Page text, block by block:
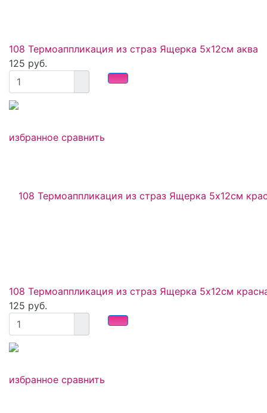
избранное сравнить
108 Термоаппликация из страз Ящерка 5х12см аква
125 руб.
избранное сравнить
108 Термоаппликация из страз Ящерка 5х12см
125 руб.